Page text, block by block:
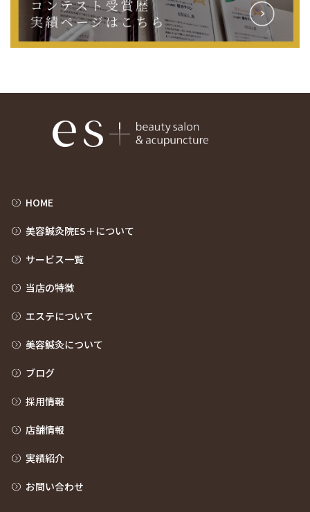
HOME
美容鍼灸院ES＋について
サービス一覧
当店の特徴
エステについて
美容鍼灸について
ブログ
採用情報
店舗情報
実績紹介
お問い合わせ